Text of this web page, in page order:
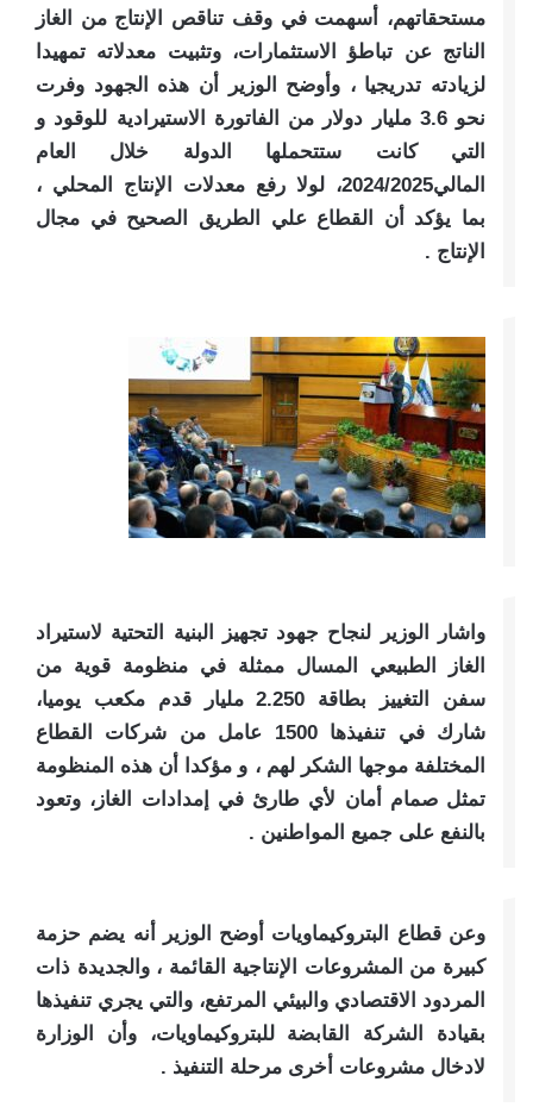
مستحقاتهم، أسهمت في وقف تناقص الإنتاج من الغاز
الناتج عن تباطؤ الاستثمارات، وتثبيت معدلاته تمهيدا
لزيادته تدريجيا ، وأوضح الوزير أن هذه الجهود وفرت
نحو 3.6 مليار دولار من الفاتورة الاستيرادية للوقود و
التي كانت ستتحملها الدولة خلال العام
المالي2024/2025، لولا رفع معدلات الإنتاج المحلي ،
بما يؤكد أن القطاع علي الطريق الصحيح في مجال
الإنتاج .
واشار الوزير لنجاح جهود تجهيز البنية التحتية لاستيراد
الغاز الطبيعي المسال ممثلة في منظومة قوية من
سفن التغييز بطاقة 2.250 مليار قدم مكعب يوميا،
شارك في تنفيذها 1500 عامل من شركات القطاع
المختلفة موجها الشكر لهم ، و مؤكدا أن هذه المنظومة
تمثل صمام أمان لأي طارئ في إمدادات الغاز، وتعود
بالنفع على جميع المواطنين .
وعن قطاع البتروكيماويات أوضح الوزير أنه يضم حزمة
كبيرة من المشروعات الإنتاجية القائمة ، والجديدة ذات
المردود الاقتصادي والبيئي المرتفع، والتي يجري تنفيذها
بقيادة الشركة القابضة للبتروكيماويات، وأن الوزارة
لادخال مشروعات أخرى مرحلة التنفيذ .